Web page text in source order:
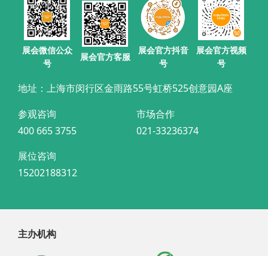
展会微信公众
号
展会官方客服
展会官方抖音
号
展会官方视频
号
地址：上海市闵行区金雨路55号虹桥525创意园A座
参观咨询
400 665 3755
市场合作
021-33236374
展位咨询
15202188312
主办机构